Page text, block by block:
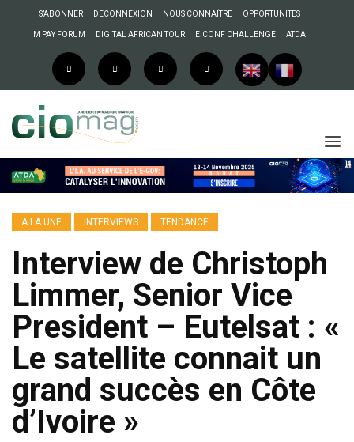
S’ABONNER DECONNEXION NOUS CONNAÎTRE OPPORTUNITES
M PAY FORUM DIGITAL AFRICAN TOUR E.CONF CHALLENGE ATDA
A LA UNE INTERVIEWS TENDANCE
Interview de Christoph
Limmer, Senior Vice
President – Eutelsat : «
Le satellite connait un
grand succès en Côte
d’Ivoire »